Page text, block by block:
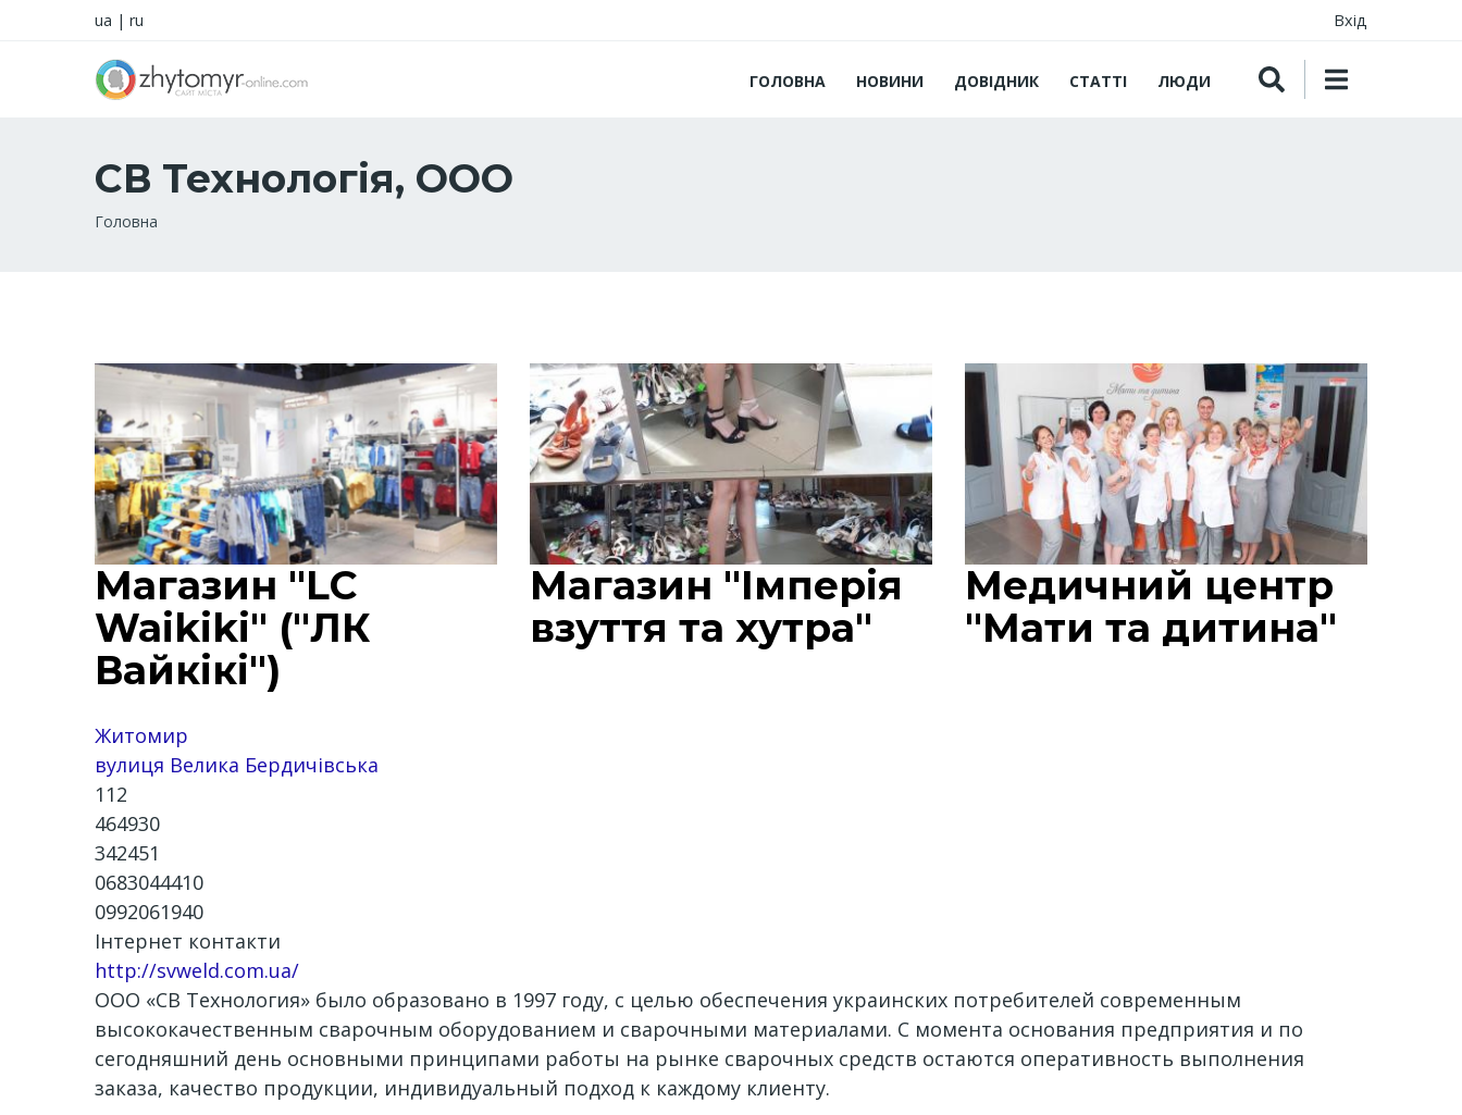
ua | ru Вхід
ГОЛОВНА НОВИНИ ДОВІДНИК СТАТТІ ЛЮДИ
СВ Технологія, ООО
Рядок
Головна
Магазин "LC
Waikiki" ("ЛК
Вайкікі")
Магазин "Імперія
взуття та хутра"
Медичний центр
"Мати та дитина"
Житомир
вулиця Велика Бердичівська
112
464930
342451
0683044410
0992061940
Інтернет контакти
http://svweld.com.ua/
ООО «СВ Технология» было образовано в 1997 году, с целью обеспечения украинских потребителей современным
высококачественным сварочным оборудованием и сварочными материалами. С момента основания предприятия и по
сегодняшний день основными принципами работы на рынке сварочных средств остаются оперативность выполнения
заказа, качество продукции, индивидуальный подход к каждому клиенту.